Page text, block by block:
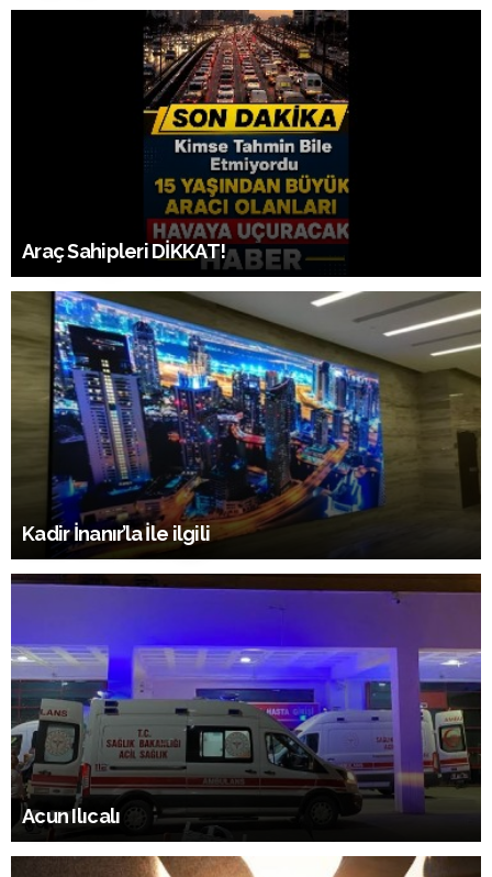
Araç Sahipleri DİKKAT!
Kadir İnanır’la İle ilgili
Acun Ilıcalı